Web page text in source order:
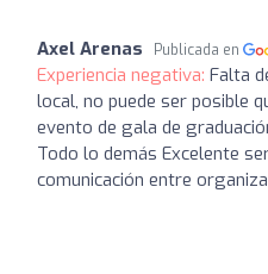
Axel Arenas Publicada en
Experiencia negativa: Falta
local, no puede ser posible
evento de gala de
Todo lo demás Excelente
comunicación entre